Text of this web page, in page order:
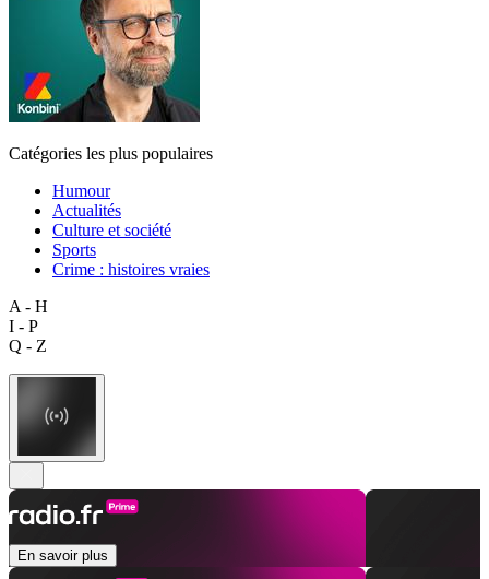
Catégories les plus populaires
Humour
Actualités
Culture et société
Sports
Crime : histoires vraies
A - H
I - P
Q - Z
En savoir plus